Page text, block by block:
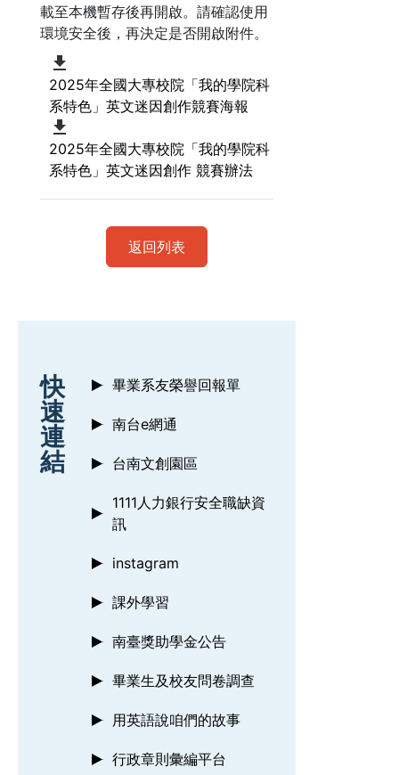
載至本機暫存後再開啟。請確認使用
環境安全後，再決定是否開啟附件。
2025年全國大專校院「我的學院科
系特色」英文迷因創作競賽海報
2025年全國大專校院「我的學院科
系特色」英文迷因創作 競賽辦法
返回列表
:::
快
速
連
結
畢業系友榮譽回報單
南台e網通
台南文創園區
1111人力銀行安全職缺資
訊
instagram
課外學習
南臺獎助學金公告
畢業生及校友問卷調查
用英語說咱們的故事
行政章則彙編平台